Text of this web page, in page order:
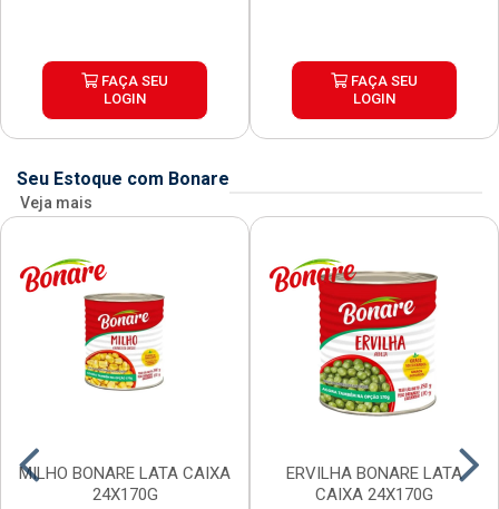
FAÇA SEU
LOGIN
FAÇA SEU
LOGIN
Seu Estoque com Bonare
Veja mais
MILHO BONARE LATA CAIXA
24X170G
ERVILHA BONARE LATA
CAIXA 24X170G